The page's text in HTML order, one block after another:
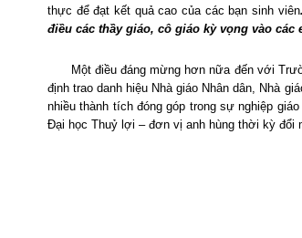
thực để đạt kết quả cao của các bạn sinh viên
điều các thầy giáo, cô giáo kỳ vọng vào các
Một điều đáng mừng hơn nữa đến với
định trao danh hiệu Nhà giáo Nhân dân, Nhà
nhiều thành tích đóng góp trong sự nghiệp
Đại học Thuỷ lợi – đơn vị anh hùng thời kỳ đổi